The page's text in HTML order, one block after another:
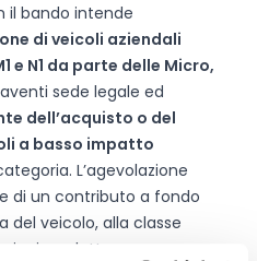
il bando intende
di veicoli aziendali
e N1 da parte delle Micro,
aventi sede legale ed
dell’acquisto o del
a basso impatto
L’agevolazione
di un contributo a fondo
del veicolo, alla classe
prodotte.